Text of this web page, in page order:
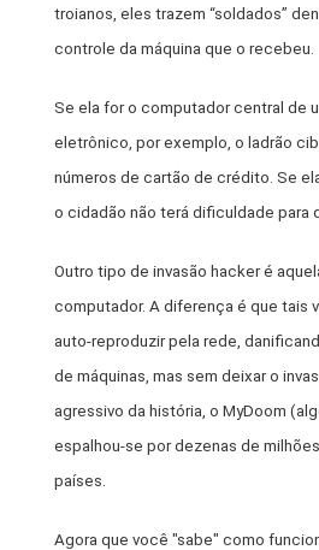
troianos, eles trazem “soldados”
controle da máquina que o recebeu.
Se ela for o computador central de
eletrônico, por exemplo, o ladrão
números de cartão de crédito. Se
o cidadão não terá dificuldade para
Outro tipo de invasão hacker é
computador. A diferença é que tais
auto-reproduzir pela rede,
de máquinas, mas sem deixar o
agressivo da história, o MyDoom
espalhou-se por dezenas de
países.
Agora que você "sabe" como